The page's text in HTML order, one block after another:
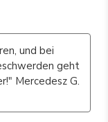
und bei
geht
Mercedesz G.